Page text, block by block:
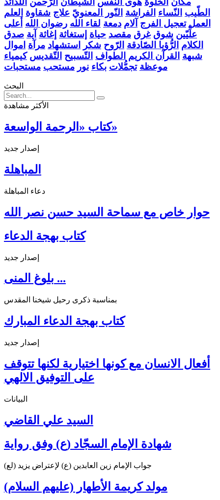
الطّيب النّساء الفراشة النّور المعنويّ علاج شقاوة العلم
العمل تعجيل الفرج آلام دمعة لقاء الله رضوان الله أعلى
علِّيّين شوق غرق مقصد حياة إستغاثة إغاثة آية صدق
الكلام الرُّؤيا الصّادقة الرّوح شكر استشهاد مرآة اموال
شبهة القرآن الكريم الطواف التّسبيح التّقديس كيمياء
موعظة تجمُّلات بكاء نور مستحب مستحبات
البحث
الأكثر مشاهدة
كتاب «الرحمة الواسعة»
إصدار جديد
المباهلة
دعاء المباهلة
حوار خاص مع سماحة السيد حسن نصر الله
كتاب بهجة الدعاء
إصدار جديد
بلوغ المنى ...
بمناسبة ذكرى رحيل شيخنا المقدس
كتاب بهجة الدعاء المبارك
إصدار جديد
أفعال الانسان مع كونها اختيارية لكنها تتوقف
على التوفيق الالهي
البيانات
السيد علي القاضي
شهادة الإمام السجّاد (ع) وفق رواية
جواب الإمام زين العابدين (ع) لإعتراض يزيد (لع)
مولد كريمة الأطهار (عليهم السلام)